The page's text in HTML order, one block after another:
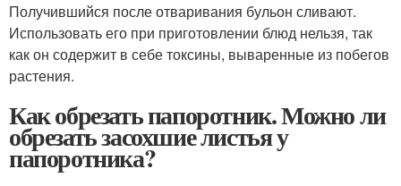
Получившийся после отваривания бульон сливают.
Использовать его при приготовлении блюд нельзя, так
как он содержит в себе токсины, вываренные из побегов
растения.
Как обрезать папоротник. Можно ли
обрезать засохшие листья у
папоротника?